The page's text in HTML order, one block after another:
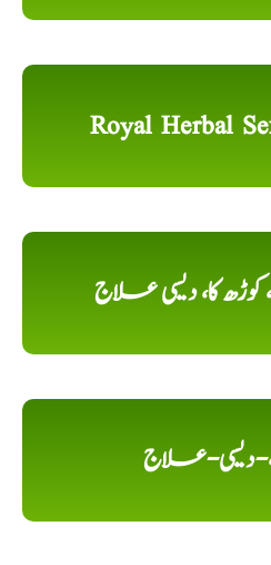
Royal Herbal
کا، دیسی علاج
علاج